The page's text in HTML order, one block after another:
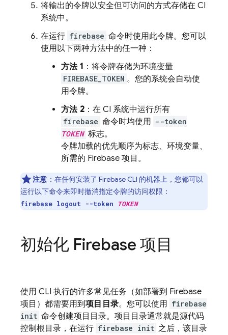
将输出的令牌以安全但可访问的方式存储在 CI
系统中。
在运行 firebase 命令时使用此令牌。您可以
使用以下两种方法中的任一种：
方法 1 ：将令牌存储为环境变量
FIREBASE_TOKEN 。您的系统会自动使
用令牌。
方法 2 ：在 CI 系统中运行所有
firebase 命令时均使用 --token
TOKEN 标志。
令牌加载的优先顺序为标志、环境变量、
所需的 Firebase 项目。
注意 ：在任何安装了 FirebaseCLI 的机器上，您都可以
运行以下命令来即时撤消指定令牌的访问权限：
firebase logout --token TOKEN
初始化 Firebase 项目
使用 CLI 执行的许多常见任务（如部署到 Firebase
项目）都需要用到项目目录。您可以使用 firebase
init 命令创建项目目录。项目目录通常就是源代码
控制根目录，在运行 firebase init 之后，该目录